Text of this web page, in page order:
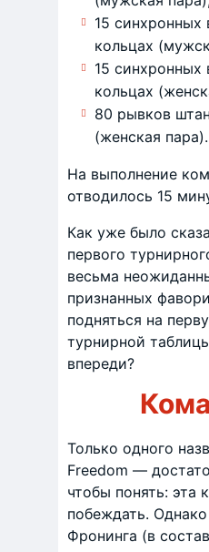
15 синхронных
кольцах
15 синхронных
кольцах
80 рывков
(женская пара).
На выполнение
отводилось 15
Как уже было
первого
весьма
признанных
подняться на
турнирной
впереди?
Только одного
Freedom —
чтобы понять: эта
побеждать.
Фронинга (в